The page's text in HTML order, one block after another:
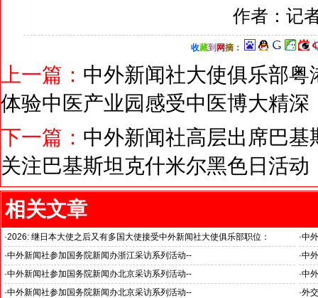
作者：记
收藏到 网摘：
上一篇： 中外新闻社大使俱乐部粤
体验中医产业园感受中医博大精深
下一篇： 中外新闻社高层出席巴基
关注巴基斯坦克什米尔黑色日活动
相关文章
·2026: 继日本大使之后又有多国大使接受中外新闻社大使俱乐部职位：
国之交在于民相亲, 民相亲在于心相通
·中
·中外新闻社参加国务院新闻办浙江采访系列活动--
推动科技创新和产业创新深度融合
·中
“科
·中外新闻社参加国务院新闻办北京采访系列活动--
见证科技创新和产业创新高质量发展
·中
小
·中外新闻社参加国务院新闻办北京采访系列活动--
·外